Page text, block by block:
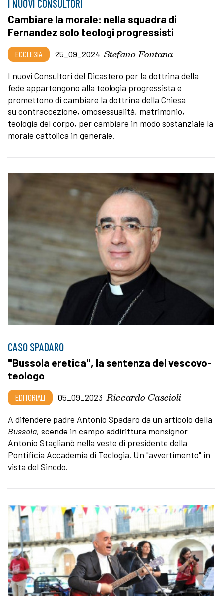
I NUOVI CONSULTORI
Cambiare la morale: nella squadra di
Fernandez solo teologi progressisti
ECCLESIA 25_09_2024 Stefano Fontana
I nuovi Consultori del Dicastero per la dottrina della
fede appartengono alla teologia progressista e
promettono di cambiare la dottrina della Chiesa
su contraccezione, omosessualità, matrimonio,
teologia del corpo, per cambiare in modo sostanziale la
morale cattolica in generale.
CASO SPADARO
"Bussola eretica", la sentenza del vescovo-
teologo
EDITORIALI 05_09_2023 Riccardo Cascioli
A difendere padre Antonio Spadaro da un articolo della
Bussola, scende in campo addirittura monsignor
Antonio Staglianò nella veste di presidente della
Pontificia Accademia di Teologia. Un "avvertimento" in
vista del Sinodo.